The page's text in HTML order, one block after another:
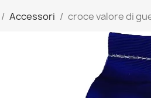
Accessori croce valore di